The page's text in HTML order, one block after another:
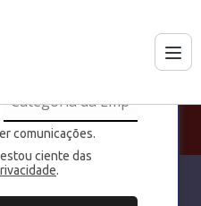
comunicações.
ciente das
.